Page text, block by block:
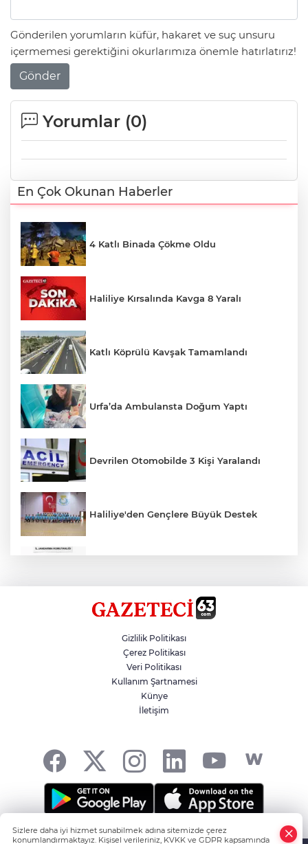
Gönderilen yorumların küfür, hakaret ve suç unsuru
içermemesi gerektiğini okurlarımıza önemle hatırlatırız!
Gönder
Yorumlar (0)
En Çok Okunan Haberler
4 Katlı Binada Çökme Oldu
Haliliye Kırsalında Kavga 8 Yaralı
Katlı Köprülü Kavşak Tamamlandı
Urfa’da Ambulansta Doğum Yaptı
Devrilen Otomobilde 3 Kişi Yaralandı
Haliliye'den Gençlere Büyük Destek
Hikmet Başak’tan Ulaşım Çalışması
Atatürk Bulvarında Asfalt Yenileniyor
Gizlilik Politikası
Çerez Politikası
Veri Politikası
Kullanım Şartnamesi
Künye
İletişim
Şanlıurfa'nın Haber Noktası... -HABER YAZILIMIve
Sizlere daha iyi hizmet sunabilmek adına sitemizde çerez
konumlandırmaktayız. Kişisel verileriniz, KVKK ve GDPR kapsamında